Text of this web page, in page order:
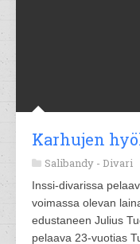
Karhujen
Salibandy - Divari
Inssi-divarissa
voimassa olevan
edustaneen Julius
pelaava 23-vuotias